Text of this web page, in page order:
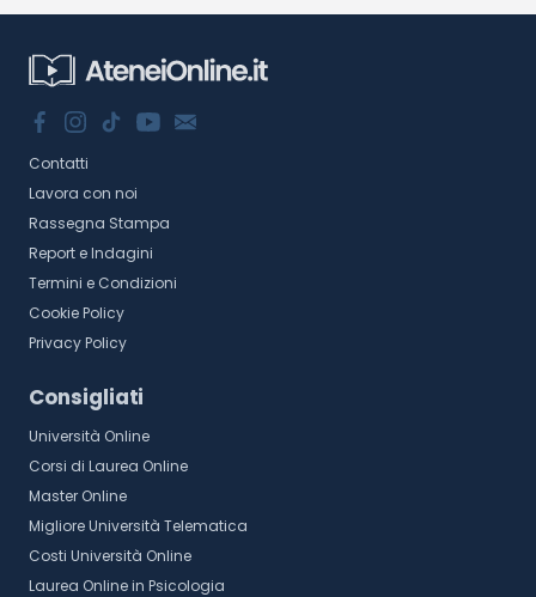
Contatti
Lavora con noi
Rassegna Stampa
Report e Indagini
Termini e Condizioni
Cookie Policy
Privacy Policy
Consigliati
Università Online
Corsi di Laurea Online
Master Online
Migliore Università Telematica
Costi Università Online
Laurea Online in Psicologia